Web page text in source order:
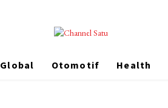
Global Otomotif Health